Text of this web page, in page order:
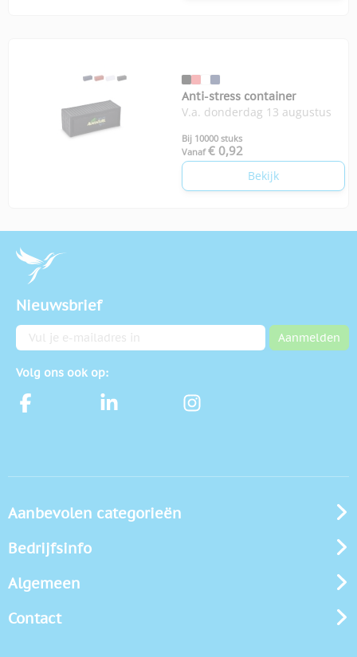
Anti-stress container
V.a. donderdag 13 augustus
Bij 10000 stuks
Vanaf € 0,92
Bekijk
Nieuwsbrief
E-mailadres Aanmelden
Volg ons ook op:
Aanbevolen categorieën
Bedrijfsinfo
Algemeen
Contact